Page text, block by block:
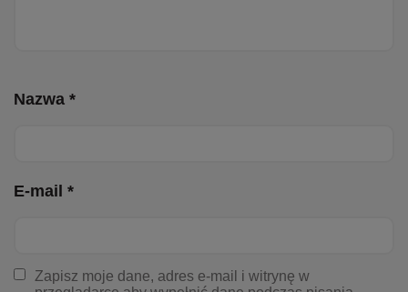
Nazwa *
E-mail *
Zapisz moje dane, adres e-mail i witrynę w